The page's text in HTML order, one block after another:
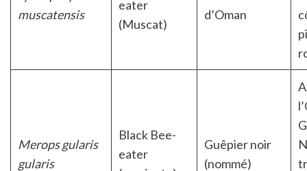
muscatensis
eater
(Muscat)
d’Oman
Merops gularis
gularis
Black Bee-
eater
Guêpier noir
(nommé)